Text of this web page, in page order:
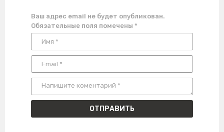
Ваш адрес email не будет опубликован.
Обязательные поля помечены *